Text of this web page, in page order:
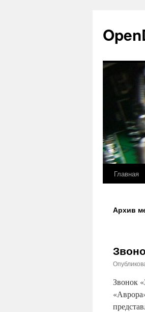
содержимому
Главная
Архив
Звонок